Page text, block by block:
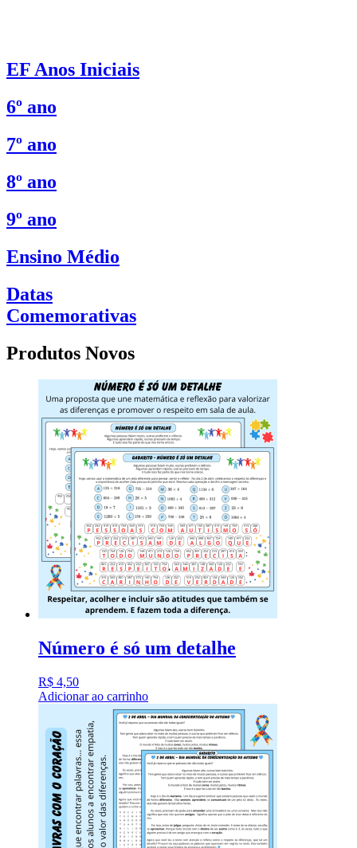
EF Anos Iniciais
6º ano
7º ano
8º ano
9º ano
Ensino Médio
Datas
Comemorativas
Produtos Novos
Número é só um detalhe
R$ 4,50
Adicionar ao carrinho